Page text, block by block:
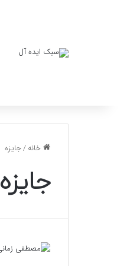
خانه/جایزه
جایزه